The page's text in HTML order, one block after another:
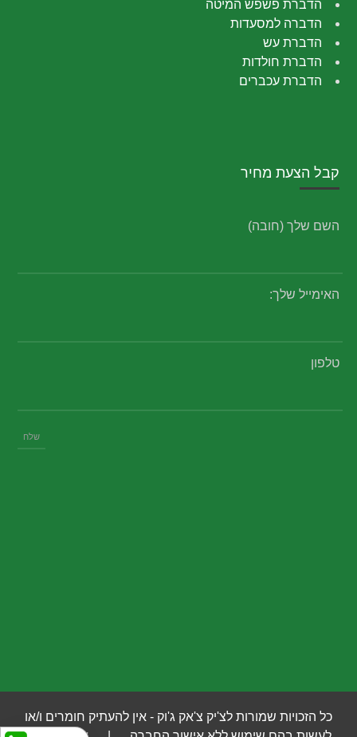
הדברת פשפש המיטה
הדברה למסעדות
הדברת עש
הדברת חולדות
הדברת עכברים
קבל הצעת מחיר
השם שלך (חובה)
האימייל שלך:
טלפון
כל הזכויות שמורות לצ'יק צ'אק ג'וק - אין להעתיק חומרים ו/או